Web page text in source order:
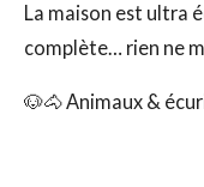
La maison est ultra
complète… rien ne
🐶🐴 Animaux &